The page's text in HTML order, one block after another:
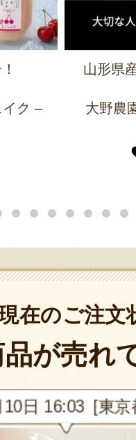
ク –
山形県
大野農
在のご注文
が売れ
10日 16:03 [東京